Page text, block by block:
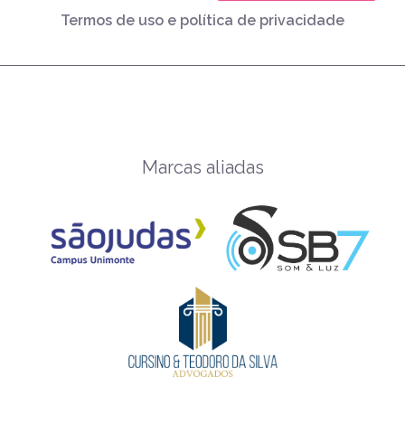
Termos de uso e política de privacidade
Marcas aliadas